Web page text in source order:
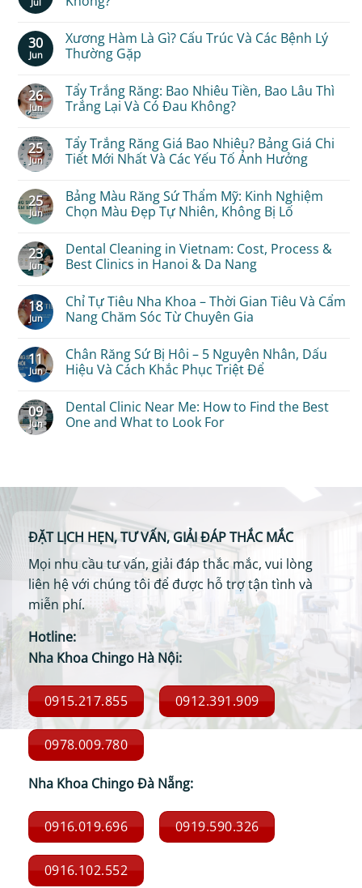
Veneers
Breakdown
–
Why
Worth
Considering
on
Band
Là
Gắn
Band
Niềng
Răng
Đau
Không?
30
Jun
Xương Hàm Là Gì? Cấu Trúc Và Các Bệnh Lý
Thường Gặp
Comments
on
Xương
Hàm
Gì?
Cấu
Trúc
Và
Bệnh
Lý
Thường
Gặp
26
Jun
Tẩy Trắng Răng: Bao Nhiêu Tiền, Bao Lâu Thì
Trắng Lại Và Có Đau Không?
Comments
on
Tẩy
Trắng
Bao
Nhiêu
Tiền,
Bao
Trắng
Lại
Và
Đau
Không?
25
Jun
Tẩy Trắng Răng Giá Bao Nhiêu? Bảng Giá Chi
Tiết Mới Nhất Và Các Yếu Tố Ảnh Hưởng
Comments
on
Tẩy
Trắng
Bao
Nhiêu?
Bảng
Chi
Tiết
Mới
Nhất
Các
Yếu
Tố
Ảnh
25
Jun
Bảng Màu Răng Sứ Thẩm Mỹ: Kinh Nghiệm
Chọn Màu Đẹp Tự Nhiên, Không Bị Lố
Comments
on
Bảng
Màu
Sứ
Thẩm
Mỹ:
Kinh
Chọn
Màu
Đẹp
Tự
Bị
Lố
23
Jun
Dental Cleaning in Vietnam: Cost, Process &
Best Clinics in Hanoi & Da Nang
Comments
on
Dental
Cleaning
Vietnam:
Cost,
Process
&
in
Hanoi
&
18
Jun
Chỉ Tự Tiêu Nha Khoa – Thời Gian Tiêu Và Cẩm
Nang Chăm Sóc Từ Chuyên Gia
Comments
on
Chỉ
Tự
Khoa
–
Thời
Chăm
Sóc
Từ
Gia
11
Jun
Chân Răng Sứ Bị Hôi – 5 Nguyên Nhân, Dấu
Hiệu Và Cách Khắc Phục Triệt Để
Comments
on
Chân
Răng
Nguyên
Nhân,
Dấu
Và
Cách
Phục
Triệt
Để
09
Jun
Dental Clinic Near Me: How to Find the Best
One and What to Look For
Near
Me:
How
Find
the
One
and
What
to
Look
ĐẶT LỊCH HẸN, TƯ VẤN, GIẢI ĐÁP THẮC MẮC
Mọi nhu cầu tư vấn, giải đáp thắc mắc, vui lòng
liên hệ với chúng tôi để được hỗ trợ tận tình và
miễn phí.
Hotline:
Nha Khoa Chingo Hà Nội:
0915.217.855 0912.391.909
0978.009.780
Nha Khoa Chingo Đà Nẵng:
0916.019.696 0919.590.326
0916.102.552